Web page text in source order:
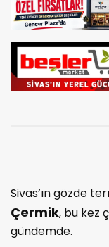
Sivas’ın gözde
Çermik, bu kez
gündemde.